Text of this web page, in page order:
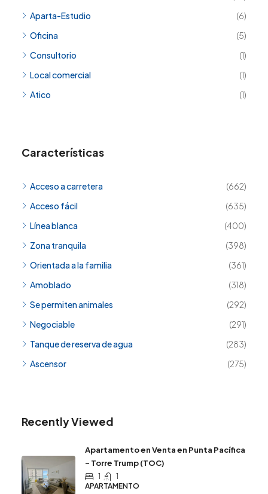
Aparta-Estudio
(6)
Oficina
(5)
Consultorio
(1)
Local comercial
(1)
Atico
(1)
Características
Acceso a carretera
(662)
Acceso fácil
(635)
Línea blanca
(400)
Zona tranquila
(398)
Orientada a la familia
(361)
Amoblado
(318)
Se permiten animales
(292)
Negociable
(291)
Tanque de reserva de agua
(283)
Ascensor
(275)
Recently Viewed
Apartamento en Venta en Punta Pacífica
– Torre Trump (TOC)
1
1
APARTAMENTO